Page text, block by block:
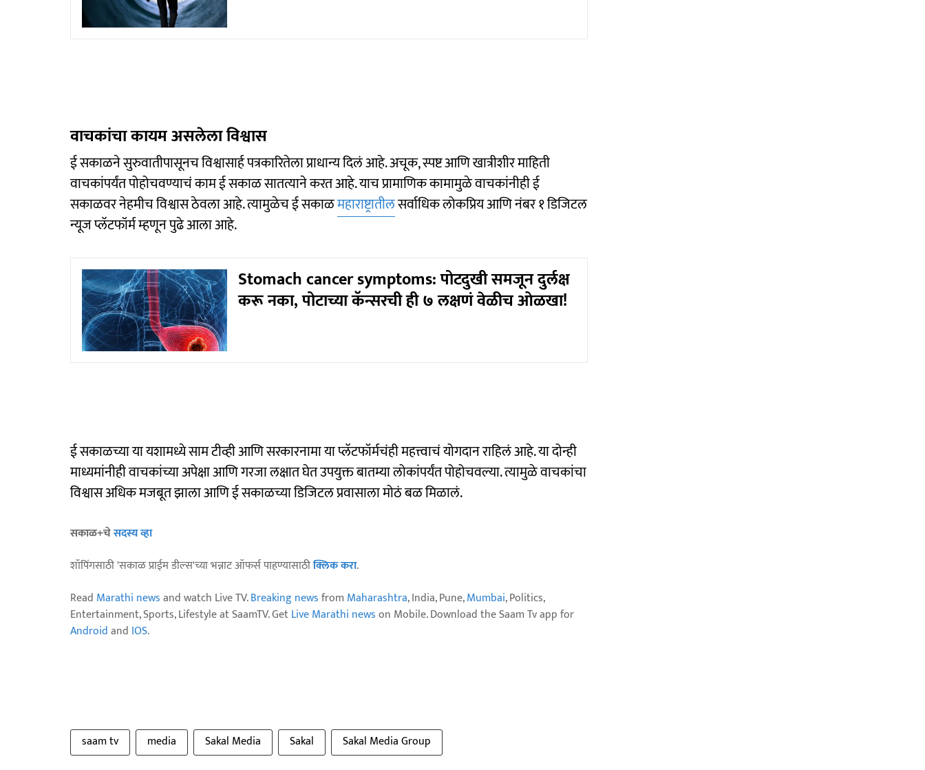
वाचकांचा कायम असलेला विश्वास
ई सकाळने सुरुवातीपासूनच विश्वासार्ह पत्रकारितेला प्राधान्य दिलं आहे. अचूक, स्पष्ट आणि खात्रीशीर माहिती
वाचकांपर्यंत पोहोचवण्याचं काम ई सकाळ सातत्याने करत आहे. याच प्रामाणिक कामामुळे वाचकांनीही ई
सकाळवर नेहमीच विश्वास ठेवला आहे. त्यामुळेच ई सकाळमहाराष्ट्रातीलसर्वाधिक लोकप्रिय आणि नंबर १ डिजिटल
न्यूज प्लॅटफॉर्म म्हणून पुढे आला आहे.
Stomach cancer symptoms: पोटदुखी समजून दुर्लक्ष
करू नका, पोटाच्या कॅन्सरची ही ७ लक्षणं वेळीच ओळखा!
ई सकाळच्या या यशामध्ये साम टीव्ही आणि सरकारनामा या प्लॅटफॉर्मचंही महत्त्वाचं योगदान राहिलं आहे. या दोन्ही
माध्यमांनीही वाचकांच्या अपेक्षा आणि गरजा लक्षात घेत उपयुक्त बातम्या लोकांपर्यंत पोहोचवल्या. त्यामुळे वाचकांचा
विश्वास अधिक मजबूत झाला आणि ई सकाळच्या डिजिटल प्रवासाला मोठं बळ मिळालं.
सकाळ+चेसदस्य व्हा
शॉपिंगसाठी 'सकाळ प्राईम डील्स'च्या भन्नाट ऑफर्स पाहण्यासाठीक्लिक करा.
Read Marathi newsand watch Live TV.Breaking newsfrom Maharashtra, India, Pune,Mumbai, Politics,
Entertainment, Sports, Lifestyle at SaamTV. GetLive Marathi newson Mobile. Download the Saam Tv app for
Androidand IOS.
saam tv media Sakal Media Sakal Sakal Media Group